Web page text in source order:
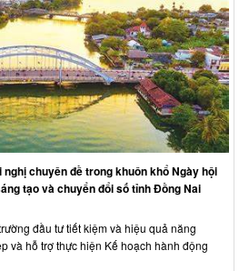
chuyên đề trong khuôn khổ Ngày hội
tạo và chuyển đổi số tỉnh Đồng Nai
đầu tư tiết kiệm và hiệu quả năng
và hỗ trợ thực hiện Kế hoạch hành động